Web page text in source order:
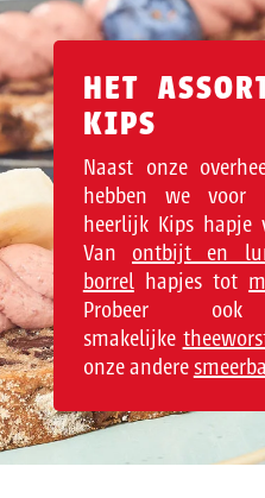
HET
KIPS
Naast onze
hebben we voor
heerlijk Kips
Van ontbijt en
borrelhapjes tot
Probeer
smakelijke
onze andere